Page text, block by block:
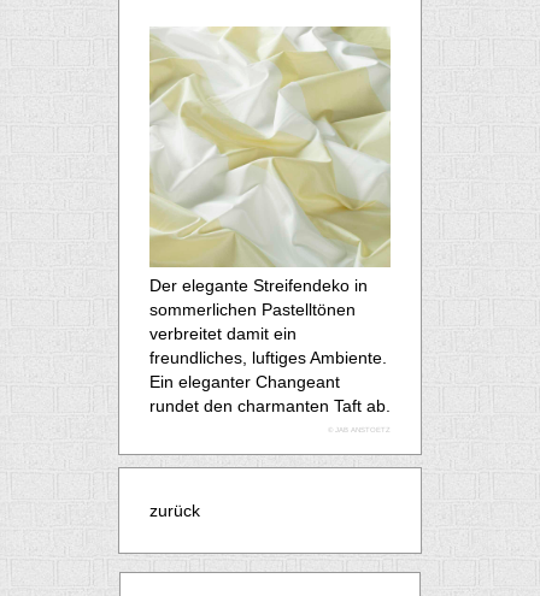
Der elegante Streifendeko in
sommerlichen Pastelltönen
verbreitet damit ein
freundliches, luftiges Ambiente.
Ein eleganter Changeant
rundet den charmanten Taft ab.
© JAB ANSTOETZ
zurück